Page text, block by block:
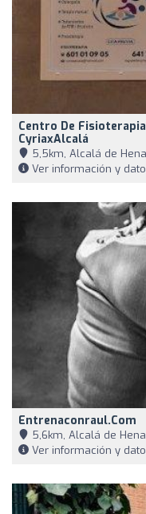
Centro De
CyriaxAlcalá
5,5km, Alcalá de
Ver información y
Entrenaconraul.com
5,6km, Alcalá de
Ver información y